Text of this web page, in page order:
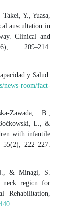
Y., Yuasa,
auscultation in
Clinical and
209–214.
y Salud.
news-room/fact-
Zawada, B.,
L., &
with infantile
222–227.
& Minagi, S.
neck region for
Rehabilitation,